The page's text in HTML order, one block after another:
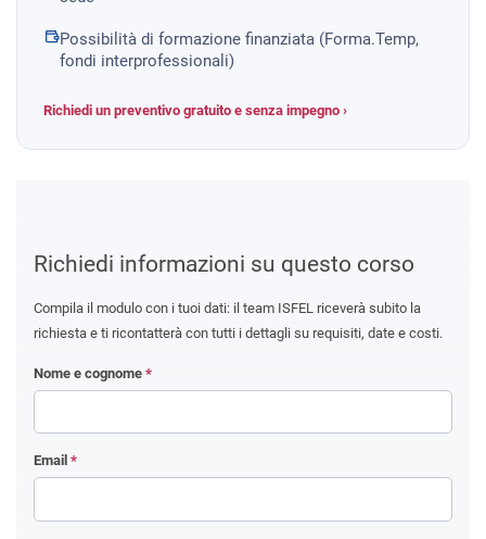
Possibilità di formazione finanziata (Forma.Temp,
fondi interprofessionali)
Richiedi un preventivo gratuito e senza impegno ›
Richiedi informazioni su questo corso
Compila il modulo con i tuoi dati: il team ISFEL riceverà subito la
richiesta e ti ricontatterà con tutti i dettagli su requisiti, date e costi.
Nome e cognome *
Email *